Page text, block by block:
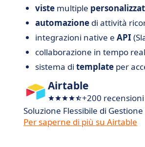
viste multiple
automazione di attività
integrazioni native e API
collaborazione in tempo
sistema di template per
Airtable
+200 recensioni
Soluzione Flessibile di
Per saperne di più su Airtable